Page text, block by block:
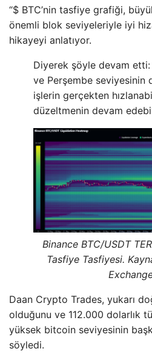
“$ BTC’nin tasfiye grafiği,
önemli blok seviyeleriyle iyi
hikayeyi anlatıyor.
Diyerek şöyle devam etti:
ve Perşembe seviyesinin
işlerin gerçekten
düzeltmenin devam
Binance BTC/USDT
Tasfiye Tasfiyesi.
Daan Crypto Trades, yukarı
olduğunu ve 112.000 dolarlık
yüksek bitcoin seviyesinin
söyledi.